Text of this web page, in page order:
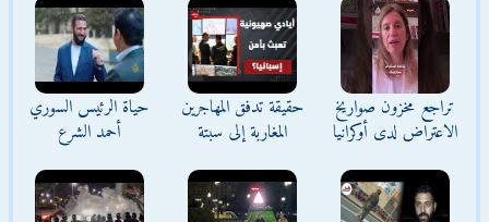
تراجع مخزون صواريخ
الاعتراض لدى أوكرانيا
حقيقة تدفق المهاجرين
المغاربة إلى سبتة
حياة الرئيس السوري
أحمد الشرع